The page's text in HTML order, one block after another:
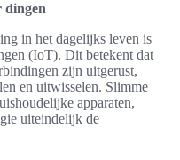
dingen
in het dagelijks leven is
(IoT). Dit betekent dat
zijn uitgerust,
en uitwisselen. Slimme
apparaten,
uiteindelijk de